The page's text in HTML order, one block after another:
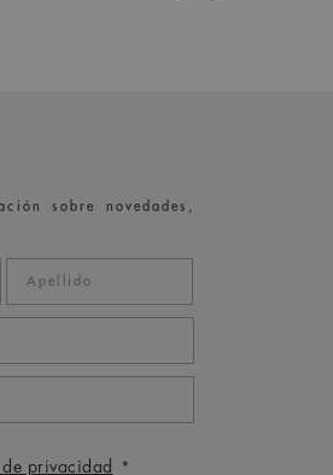
sobre novedades,
privacidad *